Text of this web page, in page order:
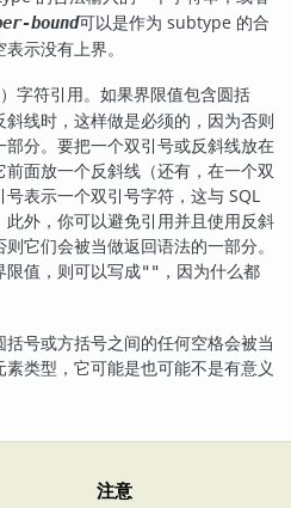
bound可以是作为 subtype 的合
示没有上界。
）字符引用。如果界限值包含圆括
线时，这样做是必须的，因为否则
分。要把一个双引号或反斜线放在
面放一个反斜线（还有，在一个双
表示一个双引号字符，这与 SQL
外，你可以避免引用并且使用反斜
它们会被当做返回语法的一部分。
限值，则可以写成"" ，因为什么都
号或方括号之间的任何空格会被当
类型，它可能是也可能不是有意义
注意